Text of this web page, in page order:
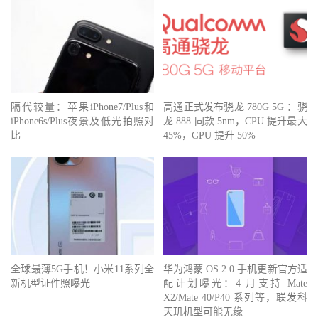
隔代较量：苹果iPhone7/Plus和
iPhone6s/Plus夜景及低光拍照对
比
高通正式发布骁龙 780G 5G ：骁
龙 888 同款 5nm，CPU 提升最大
45%，GPU 提升 50%
全球最薄5G手机！小米11系列全
新机型证件照曝光
华为鸿蒙 OS 2.0 手机更新官方适
配计划曝光：4 月支持 Mate
X2/Mate 40/P40 系列等，联发科
天玑机型可能无缘